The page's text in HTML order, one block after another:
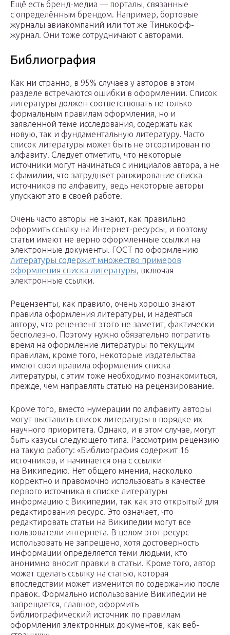
Ещё есть бренд-медиа — порталы, связанные
с определённым брендом. Например, бортовые
журналы авиакомпаний или тот же Тинькофф-
журнал. Они тоже сотрудничают с авторами.
Библиография
Как ни странно, в 95% случаев у авторов в этом
разделе встречаются ошибки в оформлении. Список
литературы должен соответствовать не только
формальным правилам оформления, но и
заявленной теме исследования, содержать как
новую, так и фундаментальную литературу. Часто
список литературы может быть не отсортирован по
алфавиту. Следует отметить, что некоторые
источники могут начинаться с инициалов автора, а не
с фамилии, что затрудняет ранжирование списка
источников по алфавиту, ведь некоторые авторы
упускают это в своей работе.
Очень часто авторы не знают, как правильно
оформить ссылку на Интернет-ресурсы, и поэтому
статьи имеют не верно оформленные ссылки на
электронные документы. ГОСТ по оформлению
литературы содержит множество примеров
оформления списка литературы, включая
электронные ссылки.
Рецензенты, как правило, очень хорошо знают
правила оформления литературы, и надеяться
автору, что рецензент этого не заметит, фактически
бесполезно. Поэтому нужно обязательно потратить
время на оформление литературы по текущим
правилам, кроме того, некоторые издательства
имеют свои правила оформления списка
литературы, с этим тоже необходимо познакомиться,
прежде, чем направлять статью на рецензирование.
Кроме того, вместо нумерации по алфавиту авторы
могут выставить список литературы в порядке их
научного приоритета. Однако, и в этом случае, могут
быть казусы следующего типа. Рассмотрим рецензию
на такую работу: «Библиография содержит 16
источников, и начинается она с ссылки
на Википедию. Нет общего мнения, насколько
корректно и правомочно использовать в качестве
первого источника в списке литературы
информацию с Википедии, так как это открытый для
редактирования ресурс. Это означает, что
редактировать статьи на Википедии могут все
пользователи интернета. В целом этот ресурс
использовать не запрещено, хотя достоверность
информации определяется теми людьми, кто
анонимно вносит правки в статьи. Кроме того, автор
может сделать ссылку на статью, которая
впоследствии может изменится по содержанию после
правок. Формально использование Википедии не
запрещается, главное, оформить
библиографический источник по правилам
оформления электронных документов, как веб-